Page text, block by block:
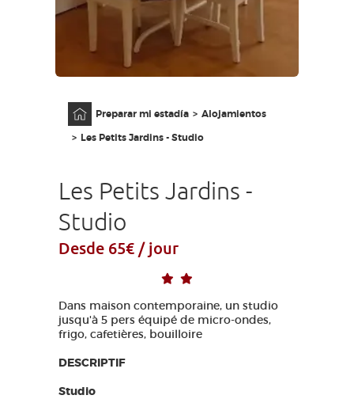
ES
Preparar mi estadía
Alojamientos
Les Petits Jardins - Studio
Les Petits Jardins -
Studio
Desde 65€ / jour
Dans maison contemporaine, un studio
jusqu'à 5 pers équipé de micro-ondes,
frigo, cafetières, bouilloire
DESCRIPTIF
Studio